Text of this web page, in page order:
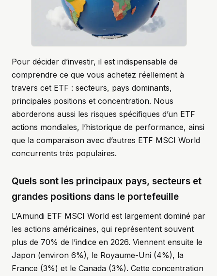
Pour décider d’investir, il est indispensable de
comprendre ce que vous achetez réellement à
travers cet ETF : secteurs, pays dominants,
principales positions et concentration. Nous
aborderons aussi les risques spécifiques d’un ETF
actions mondiales, l’historique de performance, ainsi
que la comparaison avec d’autres ETF MSCI World
concurrents très populaires.
Quels sont les principaux pays, secteurs et
grandes positions dans le portefeuille
L’Amundi ETF MSCI World est largement dominé par
les actions américaines, qui représentent souvent
plus de 70% de l’indice en 2026. Viennent ensuite le
Japon (environ 6%), le Royaume-Uni (4%), la
France (3%) et le Canada (3%). Cette concentration